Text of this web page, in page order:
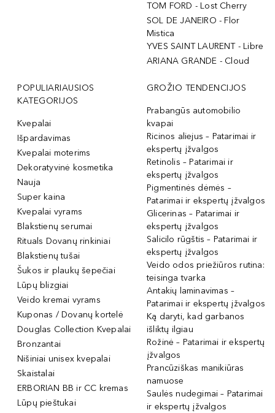
TOM FORD - Lost Cherry
SOL DE JANEIRO - Flor
Mistica
YVES SAINT LAURENT - Libre
ARIANA GRANDE - Cloud
POPULIARIAUSIOS
KATEGORIJOS
Kvepalai
Išpardavimas
Kvepalai moterims
Dekoratyvinė kosmetika
Nauja
Super kaina
Kvepalai vyrams
Blakstienų serumai
Rituals Dovanų rinkiniai
Blakstienų tušai
Šukos ir plaukų šepečiai
Lūpų blizgiai
Veido kremai vyrams
Kuponas / Dovanų kortelė
Douglas Collection Kvepalai
Bronzantai
Nišiniai unisex kvepalai
Skaistalai
ERBORIAN BB ir CC kremas
Lūpų pieštukai
GROŽIO TENDENCIJOS
Prabangūs automobilio
kvapai
Ricinos aliejus – Patarimai ir
ekspertų įžvalgos
Retinolis – Patarimai ir
ekspertų įžvalgos
Pigmentinės dėmės –
Patarimai ir ekspertų įžvalgos
Glicerinas – Patarimai ir
ekspertų įžvalgos
Salicilo rūgštis – Patarimai ir
ekspertų įžvalgos
Veido odos priežiūros rutina:
teisinga tvarka
Antakių laminavimas –
Patarimai ir ekspertų įžvalgos
Ką daryti, kad garbanos
išliktų ilgiau
Rožinė – Patarimai ir ekspertų
įžvalgos
Prancūziškas manikiūras
namuose
Saulės nudegimai – Patarimai
ir ekspertų įžvalgos